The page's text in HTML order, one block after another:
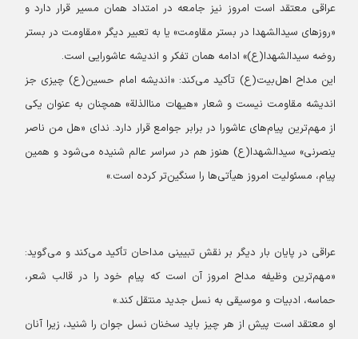
عراقی معتقد است امروز نیز جامعه در امتداد همان مسیر قرار دارد و
«روزهای سیدالشهدا در بستر مقاومت» یا به تعبیر دیگر «مقاومت در بستر
روضه سیدالشهدا(ع)» ادامه همان تفکر و اندیشه عاشورایی است.
این مداح اهل‌بیت(ع) تأکید می‌کند: «اندیشه امام حسین(ع) چیزی جز
اندیشه مقاومت نیست و شعار «هیهات منا‌الذلة» همچنان به عنوان یکی
از مهم‌ترین پیام‌های عاشورا در برابر جوامع قرار دارد. ندای «هل من ناصر
ینصرنی» سیدالشهدا(ع) هنوز هم در سراسر عالم شنیده می‌شود و همین
پیام، مسئولیت امروز هیأتی‌ها را سنگین‌تر کرده است.»
عراقی در پایان بار دیگر بر نقش تبیینی مداحان تأکید می‌کند و می‌گوید:
«مهم‌ترین وظیفه مداح امروز آن است که پیام خود را در قالب شعر،
حماسه، ادبیات و موسیقی به نسل جدید منتقل کند.»
او معتقد است پیش از هر چیز باید سخنان نسل جوان را شنید، زیرا آنان